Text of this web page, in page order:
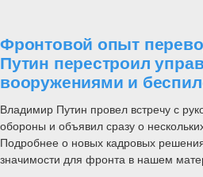
Фронтовой опыт
Путин перестроил
вооружениями и
Владимир Путин провел встречу с
обороны и объявил сразу о
Подробнее о новых кадровых
значимости для фронта в нашем